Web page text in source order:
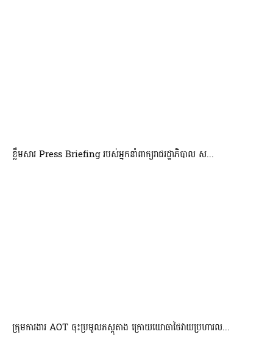
ខ្លឹមសារ Press Briefing របស់អ្នកនាំពាក្យរាជរដ្ឋាភិបាល ស...
ក្រុមការងារ AOT ចុះប្រមូលភស្តុតាង ក្រោយយោធាថៃវាយប្រហារល...